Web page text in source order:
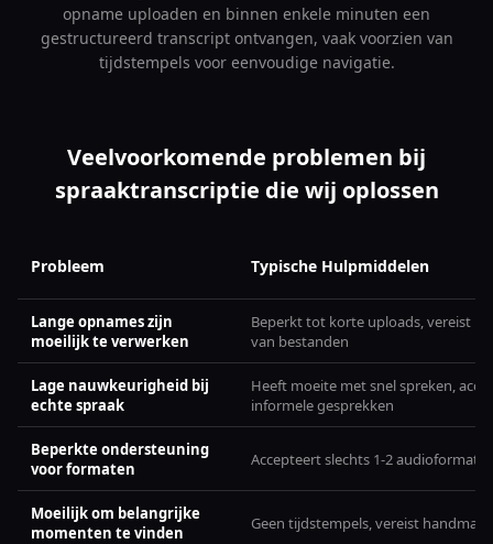
opname uploaden en binnen enkele minuten een
gestructureerd transcript ontvangen, vaak voorzien van
tijdstempels voor eenvoudige navigatie.
Veelvoorkomende problemen bij
spraaktranscriptie die wij oplossen
Probleem
Lange opnames zijn
moeilijk te verwerken
Lage nauwkeurigheid bij
echte spraak
Beperkte ondersteuning
voor formaten
Moeilijk om belangrijke
momenten te vinden
Typische Hulpmiddelen
Beperkt tot korte uploads, vereist
van bestanden
Heeft moeite met snel spreken,
informele gesprekken
Accepteert slechts 1-2
Geen tijdstempels, vereist